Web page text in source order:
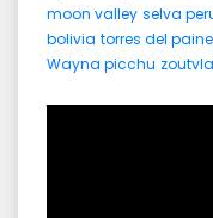
moon valley selva
bolivia torres del paine
Wayna picchu